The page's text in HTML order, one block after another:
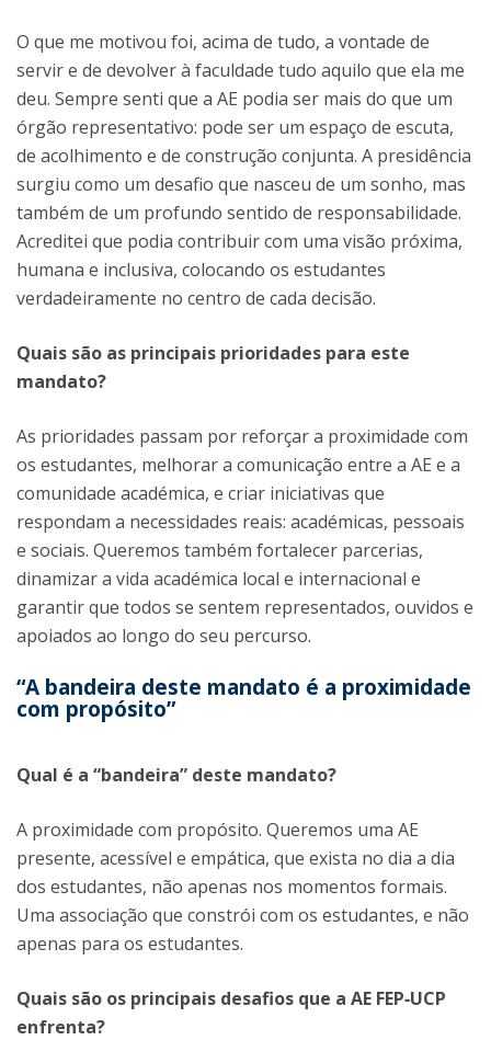
O que me motivou foi, acima de tudo, a vontade de
servir e de devolver à faculdade tudo aquilo que ela me
deu. Sempre senti que a AE podia ser mais do que um
órgão representativo: pode ser um espaço de escuta,
de acolhimento e de construção conjunta. A presidência
surgiu como um desafio que nasceu de um sonho, mas
também de um profundo sentido de responsabilidade.
Acreditei que podia contribuir com uma visão próxima,
humana e inclusiva, colocando os estudantes
verdadeiramente no centro de cada decisão.
Quais são as principais prioridades para este
mandato?
As prioridades passam por reforçar a proximidade com
os estudantes, melhorar a comunicação entre a AE e a
comunidade académica, e criar iniciativas que
respondam a necessidades reais: académicas, pessoais
e sociais. Queremos também fortalecer parcerias,
dinamizar a vida académica local e internacional e
garantir que todos se sentem representados, ouvidos e
apoiados ao longo do seu percurso.
“A bandeira deste mandato é a proximidade
com propósito”
Qual é a “bandeira” deste mandato?
A proximidade com propósito. Queremos uma AE
presente, acessível e empática, que exista no dia a dia
dos estudantes, não apenas nos momentos formais.
Uma associação que constrói com os estudantes, e não
apenas para os estudantes.
Quais são os principais desafios que a AE FEP‑UCP
enfrenta?